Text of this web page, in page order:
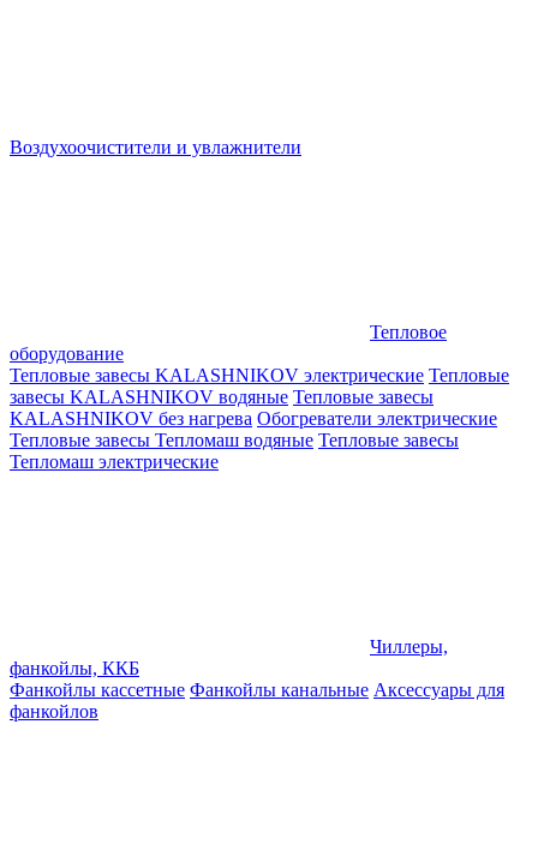
Воздухоочистители и увлажнители
Тепловое
оборудование
Тепловые завесы KALASHNIKOV электрические Тепловые
завесы KALASHNIKOV водяные Тепловые завесы
KALASHNIKOV без нагрева Обогреватели электрические
Тепловые завесы Тепломаш водяные Тепловые завесы
Тепломаш электрические
Чиллеры,
фанкойлы, ККБ
Фанкойлы кассетные Фанкойлы канальные Аксессуары для
фанкойлов